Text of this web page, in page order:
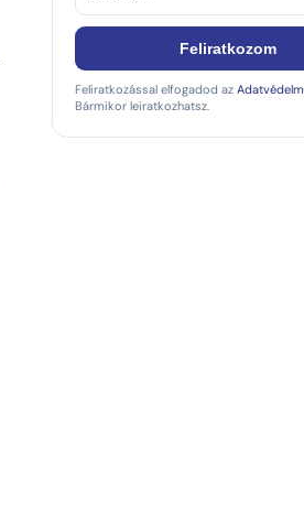
Feliratkozom
Feliratkozással elfogadod az
Bármikor leiratkozhatsz.